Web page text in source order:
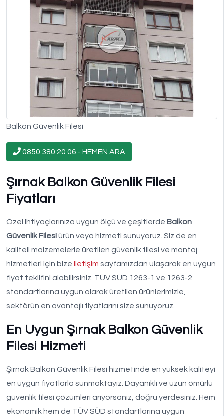
Balkon Güvenlik Filesi
0850 380 20 06 - HEMEN ARA
Şırnak Balkon Güvenlik Filesi
Fiyatları
Özel ihtiyaçlarınıza uygun ölçü ve çeşitlerde Balkon
Güvenlik Filesiürün veya hizmeti sunuyoruz. Siz de en
kaliteli malzemelerle üretilen güvenlik filesi ve montaj
hizmetleri için bize iletişim sayfamızdan ulaşarak en uygun
fiyat teklifini alabilirsiniz. TÜV SÜD 1263-1 ve 1263-2
standartlarına uygun olarak üretilen ürünlerimizle,
sektörün en avantajlı fiyatlarını size sunuyoruz.
En Uygun Şırnak Balkon Güvenlik
Filesi Hizmeti
Şırnak Balkon Güvenlik Filesi hizmetinde en yüksek kaliteyi
en uygun fiyatlarla sunmaktayız. Dayanıklı ve uzun ömürlü
güvenlik filesi çözümleri arıyorsanız, doğru yerdesiniz. Hem
ekonomik hem de TÜV SÜD standartlarına uygun